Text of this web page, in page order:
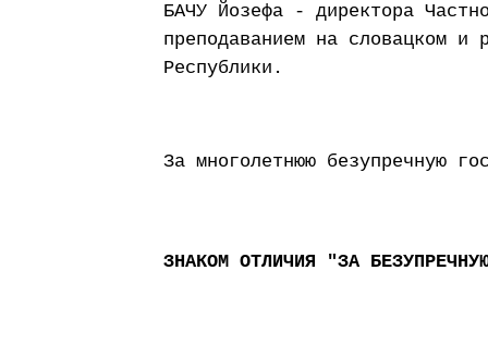
БАЧУ Йозефа - директора
преподаванием на словацком и
Республики.
За многолетнюю безупречную
ЗНАКОМ ОТЛИЧИЯ "ЗА